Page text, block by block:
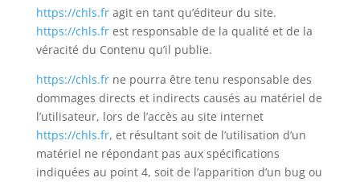
https://chls.fragit en tant qu’éditeur du site.
https://chls.frest responsable de la qualité et de la
véracité du Contenu qu’il publie.
https://chls.frne pourra être tenu responsable des
dommages directs et indirects causés au matériel de
l’utilisateur, lors de l’accès au site internet
https://chls.fr, et résultant soit de l’utilisation d’un
matériel ne répondant pas aux spécifications
indiquées au point 4, soit de l’apparition d’un bug ou